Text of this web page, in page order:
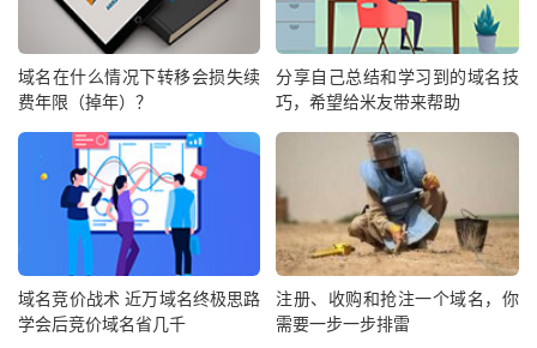
域名在什么情况下转移会损失续
费年限（掉年）？
分享自己总结和学习到的域名技
巧，希望给米友带来帮助
域名竞价战术 近万域名终极思路
学会后竞价域名省几千
注册、收购和抢注一个域名，你
需要一步一步排雷